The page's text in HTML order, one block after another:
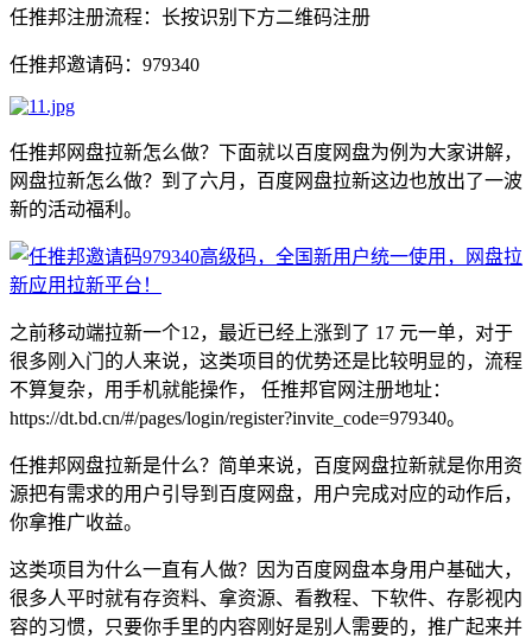
任推邦注册流程：长按识别下方二维码注册
任推邦邀请码：979340
任推邦网盘拉新怎么做？下面就以百度网盘为例为大家讲解，
网盘拉新怎么做？到了六月，百度网盘拉新这边也放出了一波
新的活动福利。
之前移动端拉新一个12，最近已经上涨到了 17 元一单，对于
很多刚入门的人来说，这类项目的优势还是比较明显的，流程
不算复杂，用手机就能操作， 任推邦官网注册地址：
https://dt.bd.cn/#/pages/login/register?invite_code=979340。
任推邦网盘拉新是什么？简单来说，百度网盘拉新就是你用资
源把有需求的用户引导到百度网盘，用户完成对应的动作后，
你拿推广收益。
这类项目为什么一直有人做？因为百度网盘本身用户基础大，
很多人平时就有存资料、拿资源、看教程、下软件、存影视内
容的习惯，只要你手里的内容刚好是别人需要的，推广起来并